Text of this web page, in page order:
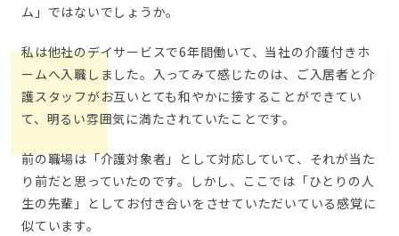
ム」ではないでしょうか。
私は他社のデイサービスで6年間働いて、当社の介護付きホ
ームへ入職しました。入ってみて感じたのは、ご入居者と介
護スタッフがお互いとても和やかに接することができてい
て、明るい雰囲気に満たされていたことです。
前の職場は「介護対象者」として対応していて、それが当た
り前だと思っていたのです。しかし、ここでは「ひとりの人
生の先輩」としてお付き合いをさせていただいている感覚に
似ています。